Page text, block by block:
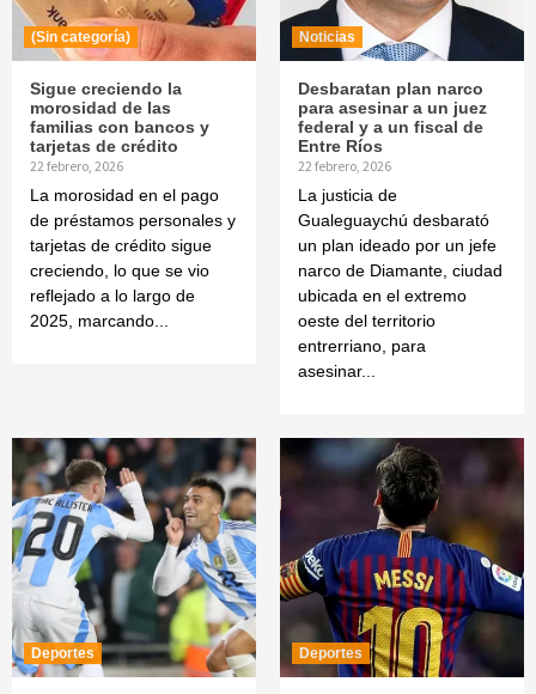
(Sin categoría)
Sigue creciendo la
morosidad de las
familias con bancos y
tarjetas de crédito
22 febrero, 2026
La morosidad en el pago
de préstamos personales y
tarjetas de crédito sigue
creciendo, lo que se vio
reflejado a lo largo de
2025, marcando...
Noticias
Desbaratan plan narco
para asesinar a un juez
federal y a un fiscal de
Entre Ríos
22 febrero, 2026
La justicia de
Gualeguaychú desbarató
un plan ideado por un jefe
narco de Diamante, ciudad
ubicada en el extremo
oeste del territorio
entrerriano, para
asesinar...
Deportes Deportes